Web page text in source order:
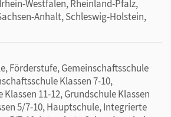
mit einer Lupe
Bild?
durch ein Prisma
zur Farbaddition
zu weiteren
Westfalen, Rheinland-Pfalz,
Anhalt, Schleswig-Holstein,
Förderstufe, Gemeinschaftsschule
Klassen 7-10,
11-12, Grundschule Klassen
5/7-10, Hauptschule, Integrierte